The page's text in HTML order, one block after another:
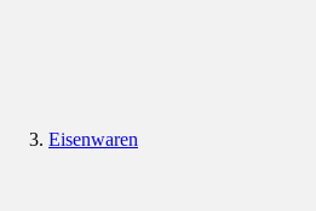
Eisenwaren